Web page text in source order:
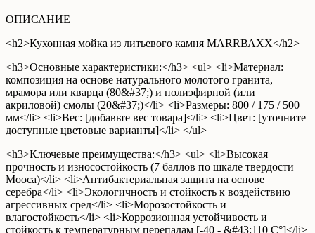
ОПИСАНИЕ
<h2>Кухонная мойка из литьевого камня МАRRВАХХ</h2>
<h3>Основные характеристики:</h3> <ul> <li>Материал:
композиция на основе натурального молотого гранита,
мрамора или кварца (80&#37;) и полиэфирной (или
акриловой) смолы (20&#37;)</li> <li>Размеры: 800 / 175 / 500
мм</li> <li>Вес: [добавьте вес товара]</li> <li>Цвет: [уточните
доступные цветовые варианты]</li> </ul>
<h3>Ключевые преимущества:</h3> <ul> <li>Высокая
прочность и износостойкость (7 баллов по шкале твердости
Мооса)</li> <li>Антибактериальная защита на основе
серебра</li> <li>Экологичность и стойкость к воздействию
агрессивных сред</li> <li>Морозостойкость и
влагостойкость</li> <li>Коррозионная устойчивость и
стойкость к температурным перепадам [-40 - &#43;110 С°]</li>